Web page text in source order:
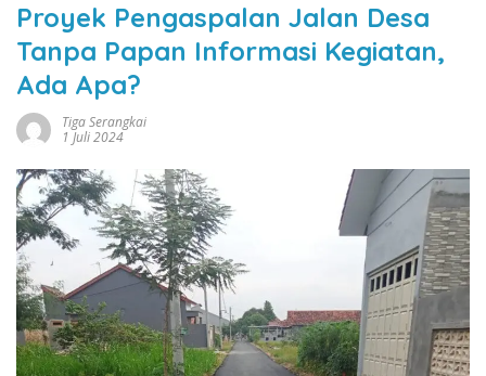
Proyek Pengaspalan Jalan Desa
Tanpa Papan Informasi Kegiatan,
Ada Apa?
Tiga Serangkai
1 Juli 2024